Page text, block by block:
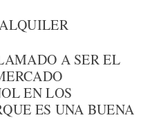
A SER EL
EN LOS
ES UNA BUENA